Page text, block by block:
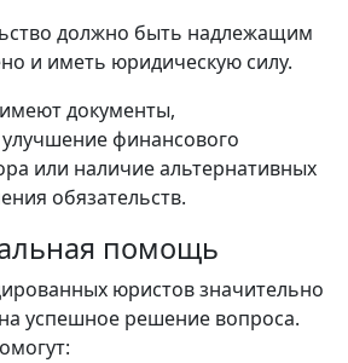
должно быть надлежащим
и иметь юридическую силу.
документы,
финансового
или наличие альтернативных
обязательств.
помощь
юристов значительно
успешное решение вопроса.